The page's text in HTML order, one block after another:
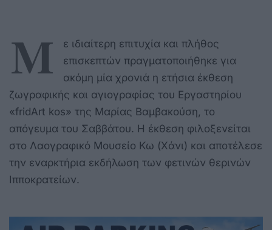
Μ
ε ιδιαίτερη επιτυχία και πλήθος
επισκεπτών πραγματοποιήθηκε για
ακόμη μία χρονιά η ετήσια έκθεση
ζωγραφικής και αγιογραφίας του Εργαστηρίου
«fridArt kos» της Μαρίας Βαμβακούση, το
απόγευμα του Σαββάτου. Η έκθεση φιλοξενείται
στo Λαογραφικό Μουσείο Κω (Χάνι) και αποτέλεσε
την εναρκτήρια εκδήλωση των φετινών θερινών
Ιπποκρατείων.